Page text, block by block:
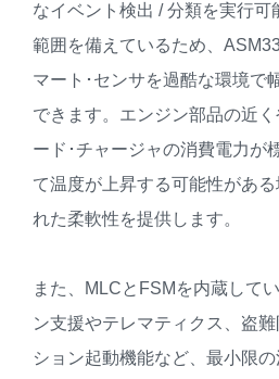
なイベント検出 / 分類を実行
範囲を備えているため、
マート･センサを過酷な環境で
できます。エンジン部品の近
ード･チャージャの消費電力が
て温度が上昇する可能性があ
れた柔軟性を提供します。
また、MLCとFSMを内蔵して
ン支援やテレマティクス、盗
ション起動機能など、最小限